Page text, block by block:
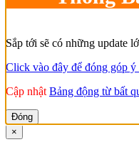
Sắp tới sẽ có những update
Click vào đây để đóng góp ý
Cập nhật Bảng động từ bất
Đóng
×